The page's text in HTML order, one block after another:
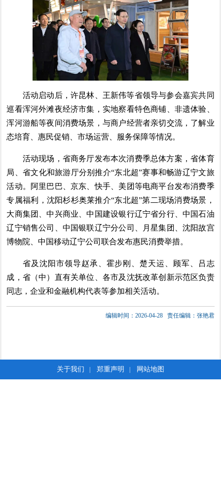
活动启动后，许昆林、王新伟等省领导与参会嘉宾共同
巡看浑河外滩夜经济市集，实地察看特色商铺、非遗体验、
浑河游船等夜间消费场景，与商户经营者亲切交流，了解业
态培育、惠民促销、市场运营、服务保障等情况。
活动现场，省商务厅发布本次消费季总体方案，省体育
局、省文化和旅游厅分别推介“东北超”赛事和畅游辽宁文旅
活动。阿里巴巴、京东、快手、美团等电商平台发布消费季
专属福利，沈阳杉杉奥莱推介“东北超”第二现场消费场景，
大商集团、中兴商业、中国建设银行辽宁省分行、中国石油
辽宁销售公司、中国银联辽宁分公司、月星集团、沈阳故宫
博物院、中国移动辽宁公司联合发布惠民消费举措。
省及沈阳市领导赵承、霍步刚、楚天运、顾军、吕志
成，省（中）直有关单位、各市及沈抚改革创新示范区负责
同志，企业和金融机构代表等参加相关活动。
编辑时间：2026-04-28 责任编辑：张艳君
关于我们 郑重声明 网站地图